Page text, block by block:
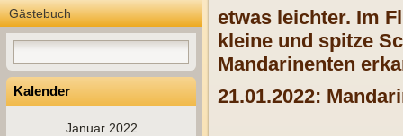
Gästebuch
Kalender
Januar 2022
etwas leichter. Im
kleine und spitze
Mandarinenten
21.01.2022: